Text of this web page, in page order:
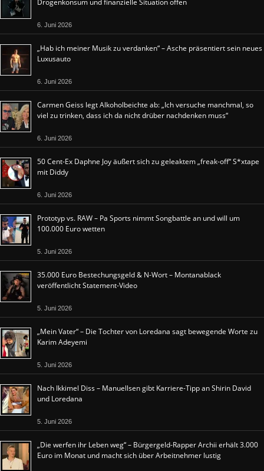
Drogenkonsum und finanzielle Situation offen
6. Juni 2026
„Hab ich meiner Musik zu verdanken“ – Asche präsentiert sein neues
Luxusauto
6. Juni 2026
Carmen Geiss legt Alkoholbeichte ab: „Ich versuche manchmal, so
viel zu trinken, dass ich da nicht drüber nachdenken muss“
6. Juni 2026
50 Cent-Ex Daphne Joy äußert sich zu geleaktem „freak-off“ S*xtape
mit Diddy
6. Juni 2026
Prototyp vs. RAW – Pa Sports nimmt Songbattle an und will um
100.000 Euro wetten
5. Juni 2026
35.000 Euro Bestechungsgeld & N-Wort – Montanablack
veröffentlicht Statement-Video
5. Juni 2026
„Mein Vater“ – Die Tochter von Loredana sagt bewegende Worte zu
Karim Adeyemi
5. Juni 2026
Nach Ikkimel Diss – Manuellsen gibt Karriere-Tipp an Shirin David
und Loredana
5. Juni 2026
„Die werfen ihr Leben weg“ – Bürgergeld-Rapper Archii erhält 3.000
Euro im Monat und macht sich über Arbeitnehmer lustig